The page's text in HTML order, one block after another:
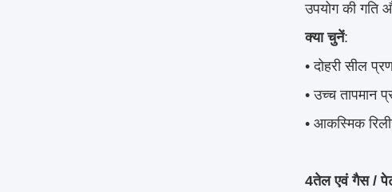
उपयोग की गति
क्या चुनें:
• दोहरी सील
• उच्च तापमान
• आकस्मिक
4तेल एवं गैस /